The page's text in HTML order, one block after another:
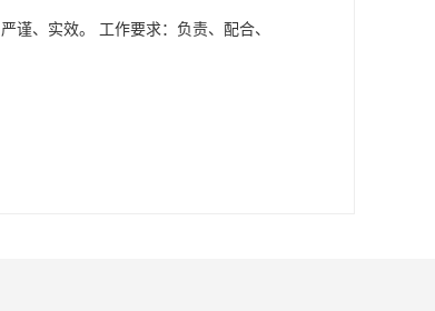
谨、实效。 工作要求：负责、配合、